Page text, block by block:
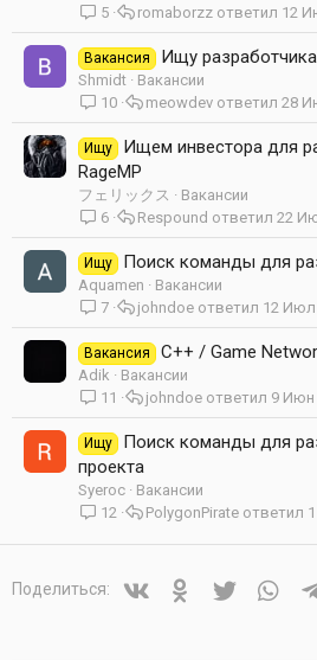
5
12
romaborzz
Вакансия Ищу разработчика
Shmidt
Вакансии
10
28
meowdev
Ищу
Ищем инвестора для
RageMP
フェリックス
Вакансии
6
22
Respound
Ищу Поиск команды для
Aquamen
Вакансии
7
12 Июл
johndoe
Вакансия C++ / Game
Adik
Вакансии
11
9 Июн
johndoe
Ищу
Поиск команды для
проекта
Syeroc
Вакансии
12
PolygonPirate
Поделиться: VkontakteOdnoklassniki
Twitter